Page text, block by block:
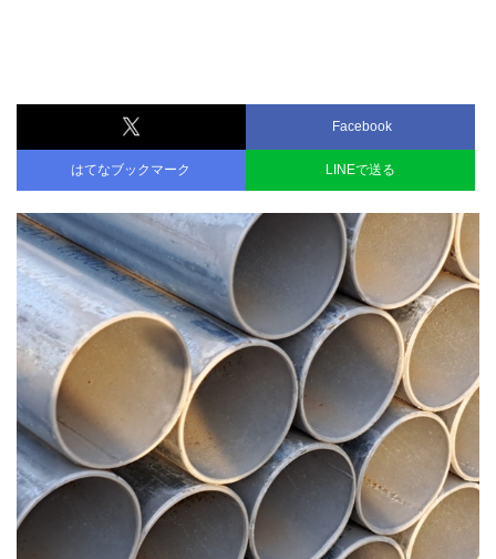
Facebook
はてなブックマーク LINEで送る